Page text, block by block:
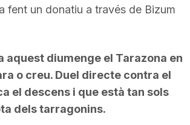
fent un donatiu a través de Bizum
aquest diumenge el Tarazona en
o creu. Duel directe contra el
el descens i que està tan sols
dels tarragonins.